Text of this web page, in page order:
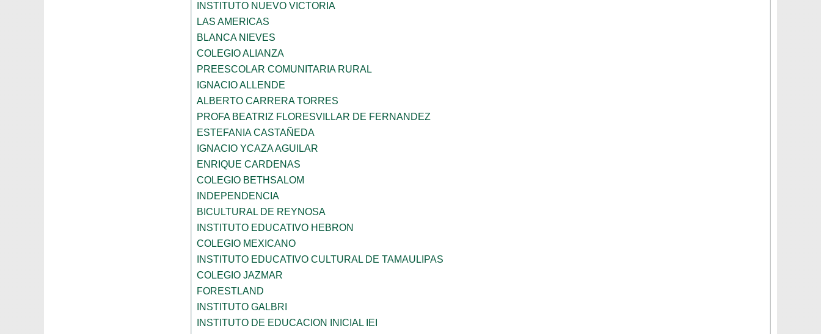
INSTITUTO NUEVO VICTORIA
LAS AMERICAS
BLANCA NIEVES
COLEGIO ALIANZA
PREESCOLAR COMUNITARIA RURAL
IGNACIO ALLENDE
ALBERTO CARRERA TORRES
PROFA BEATRIZ FLORESVILLAR DE FERNANDEZ
ESTEFANIA CASTAÑEDA
IGNACIO YCAZA AGUILAR
ENRIQUE CARDENAS
COLEGIO BETHSALOM
INDEPENDENCIA
BICULTURAL DE REYNOSA
INSTITUTO EDUCATIVO HEBRON
COLEGIO MEXICANO
INSTITUTO EDUCATIVO CULTURAL DE TAMAULIPAS
COLEGIO JAZMAR
FORESTLAND
INSTITUTO GALBRI
INSTITUTO DE EDUCACION INICIAL IEI